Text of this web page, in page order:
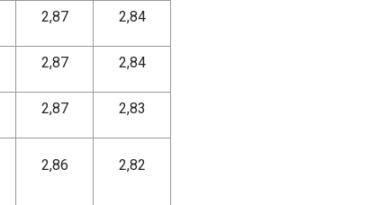
2,87 2,84
2,87 2,84
2,87 2,83
2,86 2,82